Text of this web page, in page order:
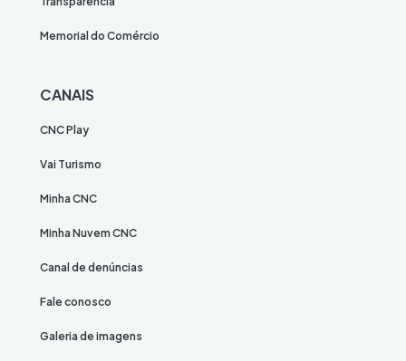
Memorial do Comércio
CANAIS
CNC Play
Vai Turismo
Minha CNC
Minha Nuvem CNC
Canal de denúncias
Fale conosco
Galeria de imagens